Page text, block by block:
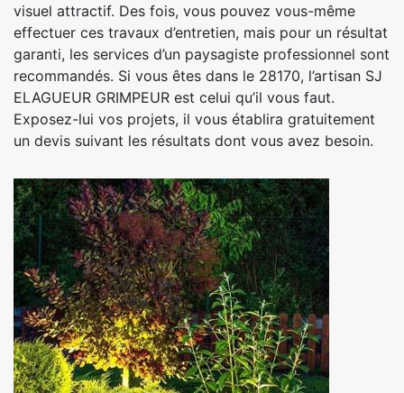
visuel attractif. Des fois, vous pouvez vous-même
effectuer ces travaux d’entretien, mais pour un résultat
garanti, les services d’un paysagiste professionnel sont
recommandés. Si vous êtes dans le 28170, l’artisan SJ
ELAGUEUR GRIMPEUR est celui qu’il vous faut.
Exposez-lui vos projets, il vous établira gratuitement
un devis suivant les résultats dont vous avez besoin.